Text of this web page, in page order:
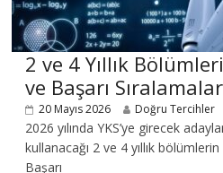
2 ve 4 Yıllık
ve Başarı
20 Mayıs 2026 Doğru Tercihler
2026 yılında YKS’ye girecek
kullanacağı 2 ve 4 yıllık
Başarı